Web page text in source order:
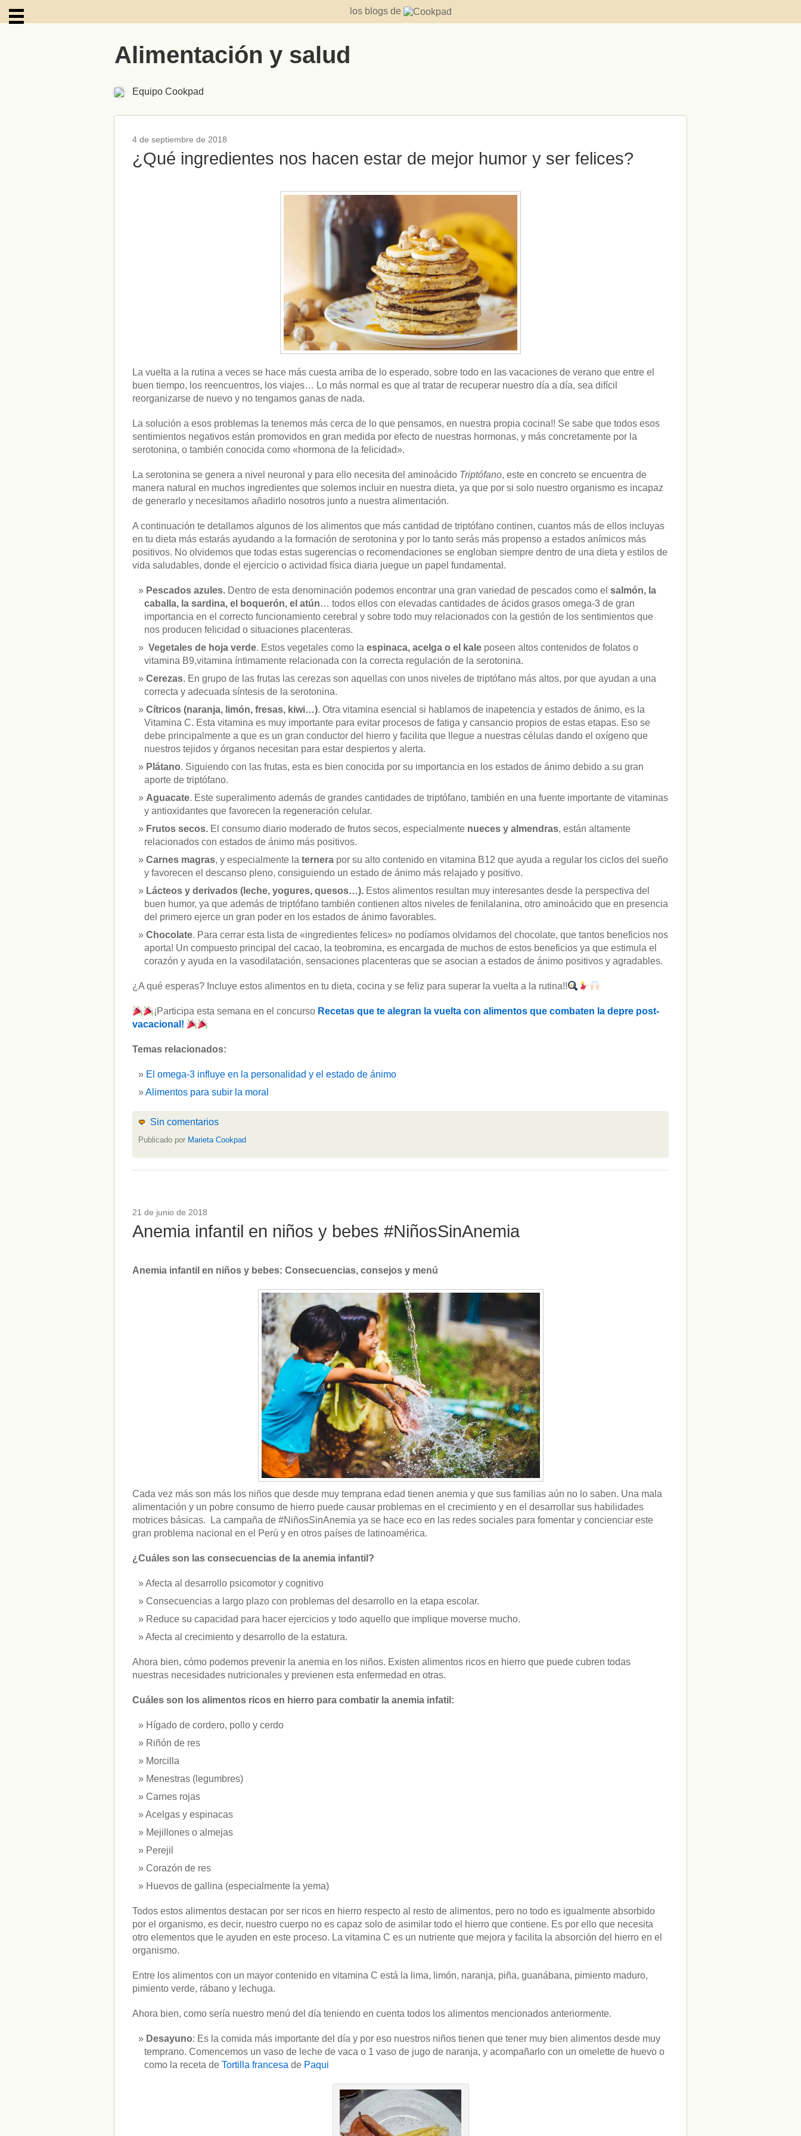
" ALT="RSS" /> SUSCRÍBETE
los blogs de
Alimentación y salud
Equipo Cookpad
4 de septiembre de 2018
¿Qué ingredientes nos hacen estar de mejor humor y ser felices?
La vuelta a la rutina a veces se hace más cuesta arriba de lo esperado, sobre todo en las vacaciones de verano que entre el
buen tiempo, los reencuentros, los viajes… Lo más normal es que al tratar de recuperar nuestro día a día, sea difícil
reorganizarse de nuevo y no tengamos ganas de nada.
La solución a esos problemas la tenemos más cerca de lo que pensamos, en nuestra propia cocina!! Se sabe que todos esos
sentimientos negativos están promovidos en gran medida por efecto de nuestras hormonas, y más concretamente por la
serotonina, o también conocida como «hormona de la felicidad».
La serotonina se genera a nivel neuronal y para ello necesita del aminoácido Triptófano, este en concreto se encuentra de
manera natural en muchos ingredientes que solemos incluir en nuestra dieta, ya que por si solo nuestro organismo es incapaz
de generarlo y necesitamos añadirlo nosotros junto a nuestra alimentación.
A continuación te detallamos algunos de los alimentos que más cantidad de triptófano continen, cuantos más de ellos incluyas
en tu dieta más estarás ayudando a la formación de serotonina y por lo tanto serás más propenso a estados anímicos más
positivos. No olvidemos que todas estas sugerencias o recomendaciones se engloban siempre dentro de una dieta y estilos de
vida saludables, donde el ejercicio o actividad física diaria juegue un papel fundamental.
Pescados azules. Dentro de esta denominación podemos encontrar una gran variedad de pescados como el salmón, la
caballa, la sardina, el boquerón, el atún… todos ellos con elevadas cantidades de ácidos grasos omega-3 de gran
importancia en el correcto funcionamiento cerebral y sobre todo muy relacionados con la gestión de los sentimientos que
nos producen felicidad o situaciones placenteras.
Vegetales de hoja verde. Estos vegetales como la espinaca, acelga o el kale poseen altos contenidos de folatos o
vitamina B9,vitamina íntimamente relacionada con la correcta regulación de la serotonina.
Cerezas. En grupo de las frutas las cerezas son aquellas con unos niveles de triptófano más altos, por que ayudan a una
correcta y adecuada síntesis de la serotonina.
Cítricos (naranja, limón, fresas, kiwi…). Otra vitamina esencial si hablamos de inapetencia y estados de ánimo, es la
Vitamina C. Esta vitamina es muy importante para evitar procesos de fatiga y cansancio propios de estas etapas. Eso se
debe principalmente a que es un gran conductor del hierro y facilita que llegue a nuestras células dando el oxígeno que
nuestros tejidos y órganos necesitan para estar despiertos y alerta.
Plátano. Siguiendo con las frutas, esta es bien conocida por su importancia en los estados de ánimo debido a su gran
aporte de triptófano.
Aguacate. Este superalimento además de grandes cantidades de triptófano, también en una fuente importante de vitaminas
y antioxidantes que favorecen la regeneración celular.
Frutos secos. El consumo diario moderado de frutos secos, especialmente nueces y almendras, están altamente
relacionados con estados de ánimo más positivos.
Carnes magras, y especialmente la ternera por su alto contenido en vitamina B12 que ayuda a regular los ciclos del sueño
y favorecen el descanso pleno, consiguiendo un estado de ánimo más relajado y positivo.
Lácteos y derivados (leche, yogures, quesos…). Estos alimentos resultan muy interesantes desde la perspectiva del
buen humor, ya que además de triptófano también contienen altos niveles de fenilalanina, otro aminoácido que en presencia
del primero ejerce un gran poder en los estados de ánimo favorables.
Chocolate. Para cerrar esta lista de «ingredientes felices» no podíamos olvidarnos del chocolate, que tantos beneficios nos
aporta! Un compuesto principal del cacao, la teobromina, es encargada de muchos de estos beneficios ya que estimula el
corazón y ayuda en la vasodilatación, sensaciones placenteras que se asocian a estados de ánimo positivos y agradables.
¿A qué esperas? Incluye estos alimentos en tu dieta, cocina y se feliz para superar la vuelta a la rutina!!
¡Participa esta semana en el concurso Recetas que te alegran la vuelta con alimentos que combaten la depre post-
vacacional!
Temas relacionados:
El omega-3 influye en la personalidad y el estado de ánimo
Alimentos para subir la moral
Sin comentarios
Publicado por Marieta Cookpad
21 de junio de 2018
Anemia infantil en niños y bebes #NiñosSinAnemia
Anemia infantil en niños y bebes: Consecuencias, consejos y menú
Cada vez más son más los niños que desde muy temprana edad tienen anemia y que sus familias aún no lo saben. Una mala
alimentación y un pobre consumo de hierro puede causar problemas en el crecimiento y en el desarrollar sus habilidades
motrices básicas. La campaña de #NiñosSinAnemia ya se hace eco en las redes sociales para fomentar y concienciar este
gran problema nacional en el Perú y en otros países de latinoamérica.
¿Cuáles son las consecuencias de la anemia infantil?
Afecta al desarrollo psicomotor y cognitivo
Consecuencias a largo plazo con problemas del desarrollo en la etapa escolar.
Reduce su capacidad para hacer ejercicios y todo aquello que implique moverse mucho.
Afecta al crecimiento y desarrollo de la estatura.
Ahora bien, cómo podemos prevenir la anemia en los niños. Existen alimentos ricos en hierro que puede cubren todas
nuestras necesidades nutricionales y previenen esta enfermedad en otras.
Cuáles son los alimentos ricos en hierro para combatir la anemia infatil:
Hígado de cordero, pollo y cerdo
Riñón de res
Morcilla
Menestras (legumbres)
Carnes rojas
Acelgas y espinacas
Mejillones o almejas
Perejil
Corazón de res
Huevos de gallina (especialmente la yema)
Todos estos alimentos destacan por ser ricos en hierro respecto al resto de alimentos, pero no todo es igualmente absorbido
por el organismo, es decir, nuestro cuerpo no es capaz solo de asimilar todo el hierro que contiene. Es por ello que necesita
otro elementos que le ayuden en este proceso. La vitamina C es un nutriente que mejora y facilita la absorción del hierro en el
organismo.
Entre los alimentos con un mayor contenido en vitamina C está la lima, limón, naranja, piña, guanábana, pimiento maduro,
pimiento verde, rábano y lechuga.
Ahora bien, como sería nuestro menú del día teniendo en cuenta todos los alimentos mencionados anteriormente.
Desayuno: Es la comida más importante del día y por eso nuestros niños tienen que tener muy bien alimentos desde muy
temprano. Comencemos un vaso de leche de vaca o 1 vaso de jugo de naranja, y acompañarlo con un omelette de huevo o
como la receta de Tortilla francesa de Paqui